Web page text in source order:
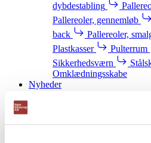
dybdestabling
Pallereoler, gennemløb
back
Pallereoler,
Plastkasser
Pulterrum
Sikkerhedsværn
Omklædningsskabe
Nyheder
Kontakt/Info